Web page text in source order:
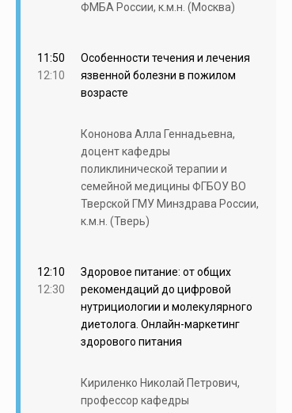
ФМБА России, к.м.н. (Москва)
11:50
12:10
Особенности течения и лечения
язвенной болезни в пожилом
возрасте
Кононова Алла Геннадьевна,
доцент кафедры
поликлинической терапии и
семейной медицины ФГБОУ ВО
Тверской ГМУ Минздрава России,
к.м.н. (Тверь)
12:10
12:30
Здоровое питание: от общих
рекомендаций до цифровой
нутрициологии и молекулярного
диетолога. Онлайн-маркетинг
здорового питания
Кириленко Николай Петрович,
профессор кафедры